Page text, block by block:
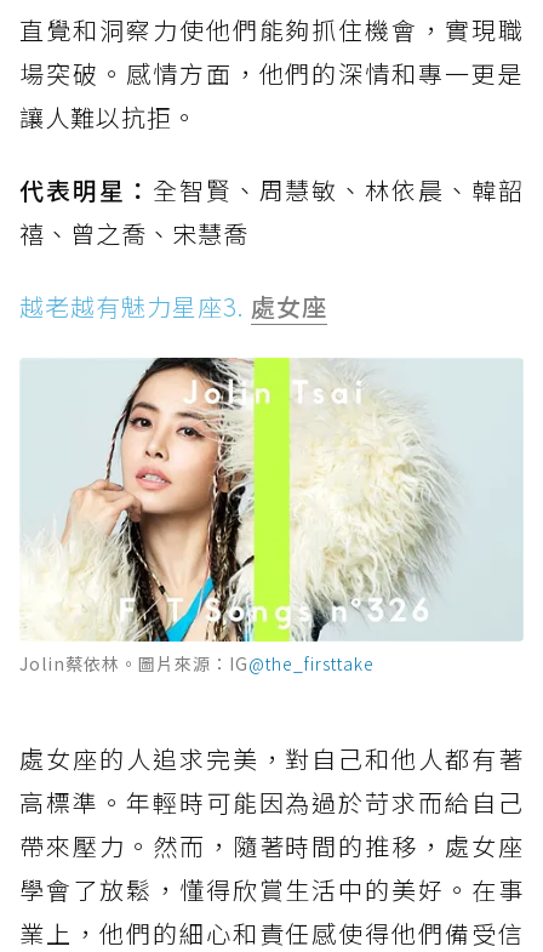
直覺和洞察力使他們能夠抓住機會，實現職
場突破。感情方面，他們的深情和專一更是
讓人難以抗拒。
代表明星： 全智賢、周慧敏、林依晨、韓韶
禧、曾之喬、宋慧喬
越老越有魅力星座3. 處女座
Jolin蔡依林。圖片來源：IG@the_firsttake
處女座的人追求完美，對自己和他人都有著
高標準。年輕時可能因為過於苛求而給自己
帶來壓力。然而，隨著時間的推移，處女座
學會了放鬆，懂得欣賞生活中的美好。在事
業上，他們的細心和責任感使得他們備受信